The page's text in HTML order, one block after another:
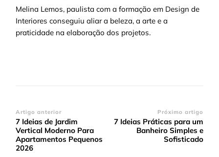
Melina Lemos, paulista com a formação em Design de
Interiores conseguiu aliar a beleza, a arte e a
praticidade na elaboração dos projetos.
Navegação
de
post
Artigo anterior
7 Ideias de Jardim
Vertical Moderno Para
Apartamentos Pequenos
2026
Próximo artigo
7 Ideias Práticas para um
Banheiro Simples e
Sofisticado